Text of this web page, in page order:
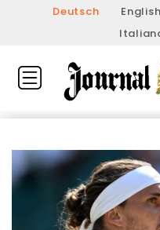
Deutsch English